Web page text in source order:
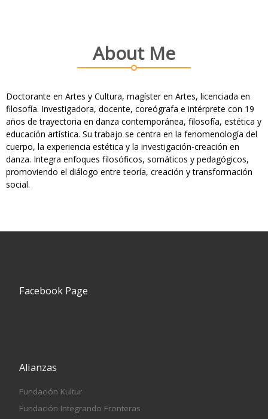
About Me
Doctorante en Artes y Cultura, magíster en Artes, licenciada en
filosofía. Investigadora, docente, coreógrafa e intérprete con 19
años de trayectoria en danza contemporánea, filosofía, estética y
educación artística. Su trabajo se centra en la fenomenología del
cuerpo, la experiencia estética y la investigación-creación en
danza. Integra enfoques filosóficos, somáticos y pedagógicos,
promoviendo el diálogo entre teoría, creación y transformación
social.
Facebook Page
Alianzas
Fundación Kultur
Fundación Integrando Fronteras